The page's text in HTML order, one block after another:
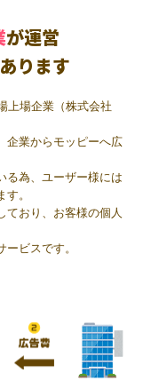
が運営
ります
上場企業（株式会社
企業からモッピーへ広
る為、ユーザー様には
。
ており、お客様の個人
ビスです。